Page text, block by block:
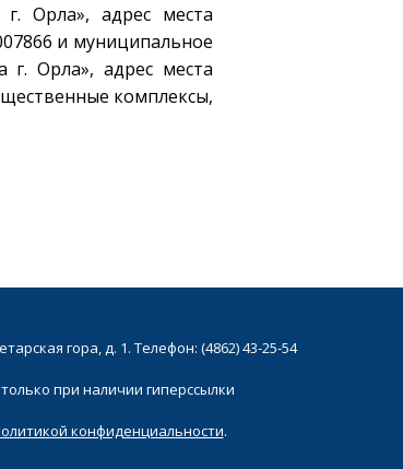
Орла», адрес места
и муниципальное
г. Орла», адрес места
комплексы,
гора, д. 1. Телефон: (4862) 43-25-54
при наличии гиперссылки
конфиденциальности.